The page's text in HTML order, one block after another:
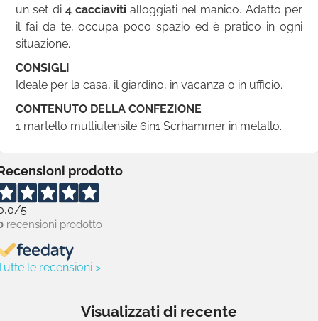
un set di 4 cacciavitialloggiati nel manico. Adatto per
il fai da te, occupa poco spazio ed è pratico in ogni
situazione.
CONSIGLI
Ideale per la casa, il giardino, in vacanza o in ufficio.
CONTENUTO DELLA CONFEZIONE
1 martello multiutensile 6in1 Scrhammer in metallo.
prodotto
/5
recensioni prodotto
le recensioni >
Visualizzati di recente